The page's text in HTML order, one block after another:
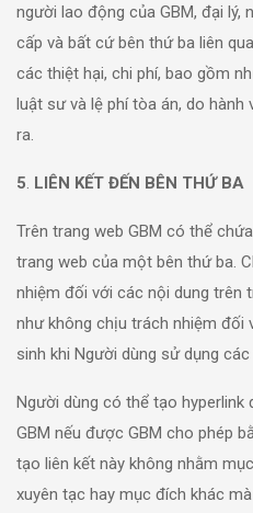
người lao động của GBM, đại lý,
cấp và bất cứ bên thứ ba liên
các thiệt hại, chi phí, bao gồm
luật sư và lệ phí tòa án, do hành
ra.
5. LIÊN KẾT ĐẾN BÊN THỨ BA
Trên trang web GBM có thể
trang web của một bên thứ ba.
nhiệm đối với các nội dung trên
như không chịu trách nhiệm
sinh khi Người dùng sử dụng các
Người dùng có thể tạo hyperlink
GBM nếu được GBM cho phép
tạo liên kết này không nhằm
xuyên tạc hay mục đích khác